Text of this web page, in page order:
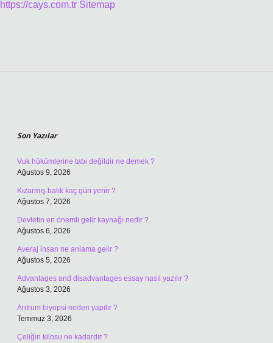
https://cays.com.tr Sitemap
Son Yazılar
Vuk hükümlerine tabi değildir ne demek ?
Ağustos 9, 2026
Kızarmış balık kaç gün yenir ?
Ağustos 7, 2026
Devletin en önemli gelir kaynağı nedir ?
Ağustos 6, 2026
Averaj insan ne anlama gelir ?
Ağustos 5, 2026
Advantages and disadvantages essay nasıl yazılır ?
Ağustos 3, 2026
Antrum biyopsi neden yapılır ?
Temmuz 3, 2026
Çeliğin kilosu ne kadardır ?